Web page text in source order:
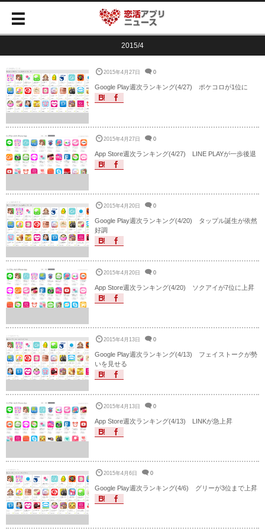
2015/4
2015年4月27日 0
Google Play週次ランキング(4/27) ポケコロが1位に
2015年4月27日 0
App Store週次ランキング(4/27) LINE PLAYが一歩後退
2015年4月20日 0
Google Play週次ランキング(4/20) タップル誕生が依然
好調
2015年4月20日 0
App Store週次ランキング(4/20) ソクアイが7位に上昇
2015年4月13日 0
Google Play週次ランキング(4/13) フェイストークが勢
いを見せる
2015年4月13日 0
App Store週次ランキング(4/13) LINKが急上昇
2015年4月6日 0
Google Play週次ランキング(4/6) グリーが3位まで上昇